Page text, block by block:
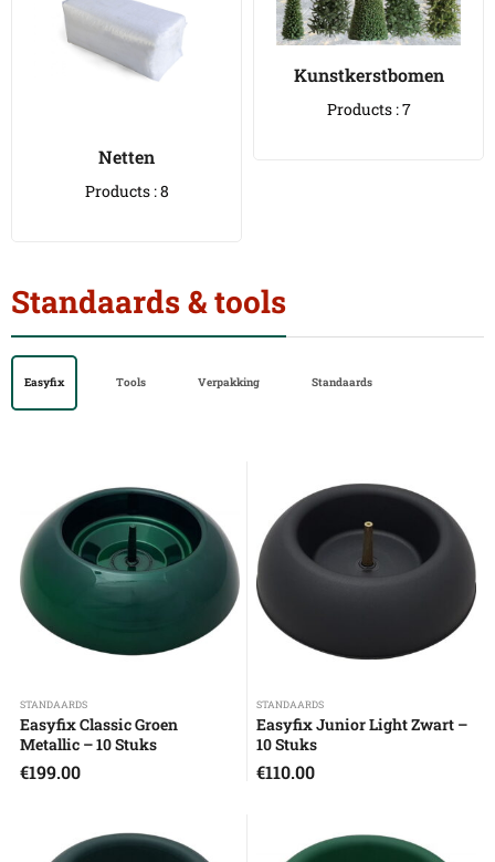
Netten
Products : 8
Kunstkerstbomen
Products : 7
Standaards & tools
Easyfix Tools Verpakking Standaards
STANDAARDS
Easyfix Classic Groen
Metallic – 10 Stuks
€199.00
STANDAARDS
Easyfix Junior Light Zwart –
10 Stuks
€110.00